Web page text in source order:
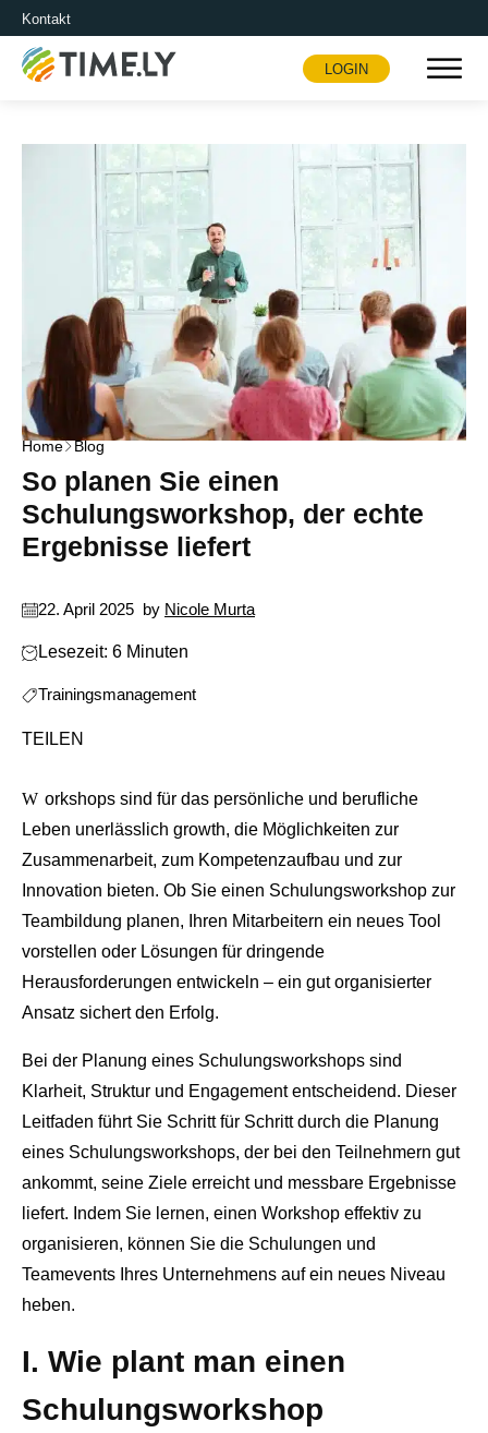
Kontakt
Timely
LOGIN
Home Blog
So planen Sie einen
Schulungsworkshop, der echte
Ergebnisse liefert
22. April 2025 by Nicole Murta
Lesezeit: 6 Minuten
Trainingsmanagement
TEILEN
Workshops sind für das persönliche und berufliche
Leben unerlässlich growth, die Möglichkeiten zur
Zusammenarbeit, zum Kompetenzaufbau und zur
Innovation bieten. Ob Sie einen Schulungsworkshop zur
Teambildung planen, Ihren Mitarbeitern ein neues Tool
vorstellen oder Lösungen für dringende
Herausforderungen entwickeln – ein gut organisierter
Ansatz sichert den Erfolg.
Bei der Planung eines Schulungsworkshops sind
Klarheit, Struktur und Engagement entscheidend. Dieser
Leitfaden führt Sie Schritt für Schritt durch die Planung
eines Schulungsworkshops, der bei den Teilnehmern gut
ankommt, seine Ziele erreicht und messbare Ergebnisse
liefert. Indem Sie lernen, einen Workshop effektiv zu
organisieren, können Sie die Schulungen und
Teamevents Ihres Unternehmens auf ein neues Niveau
heben.
I. Wie plant man einen
Schulungsworkshop